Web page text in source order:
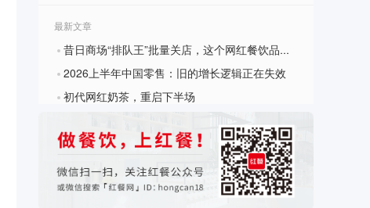
最新文章
? 昔日商场“排队王”批量关店，这个网红餐饮品类退潮？
? 2026上半年中国零售：旧的增长逻辑正在失效
? 初代网红奶茶，重启下半场